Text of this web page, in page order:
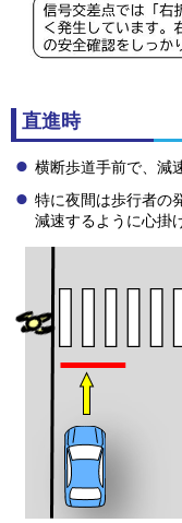
直進時
横断歩道手前で、減
特に夜間は歩行者の
減速するように心掛